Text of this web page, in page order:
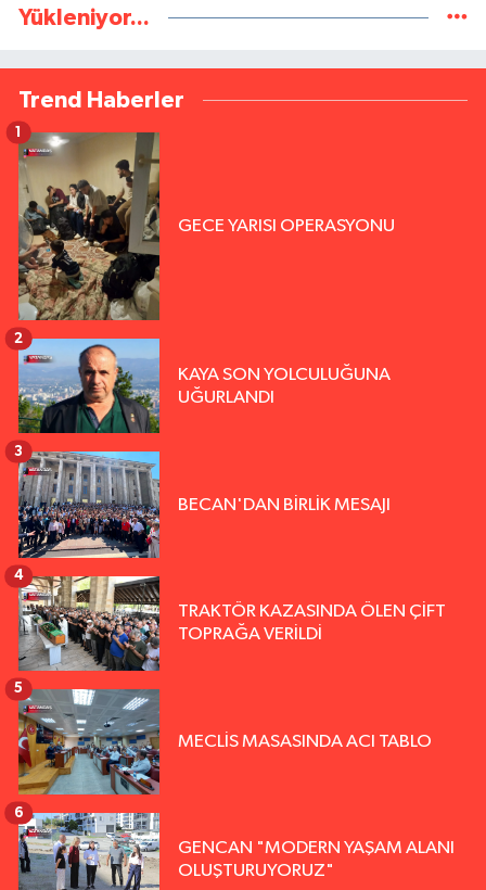
Yükleniyor...
Trend Haberler
GECE YARISI OPERASYONU
1
KAYA SON YOLCULUĞUNA
UĞURLANDI
2
BECAN'DAN BİRLİK MESAJI
3
TRAKTÖR KAZASINDA ÖLEN ÇİFT
TOPRAĞA VERİLDİ
4
MECLİS MASASINDA ACI TABLO
5
GENCAN "MODERN YAŞAM ALANI
OLUŞTURUYORUZ"
6